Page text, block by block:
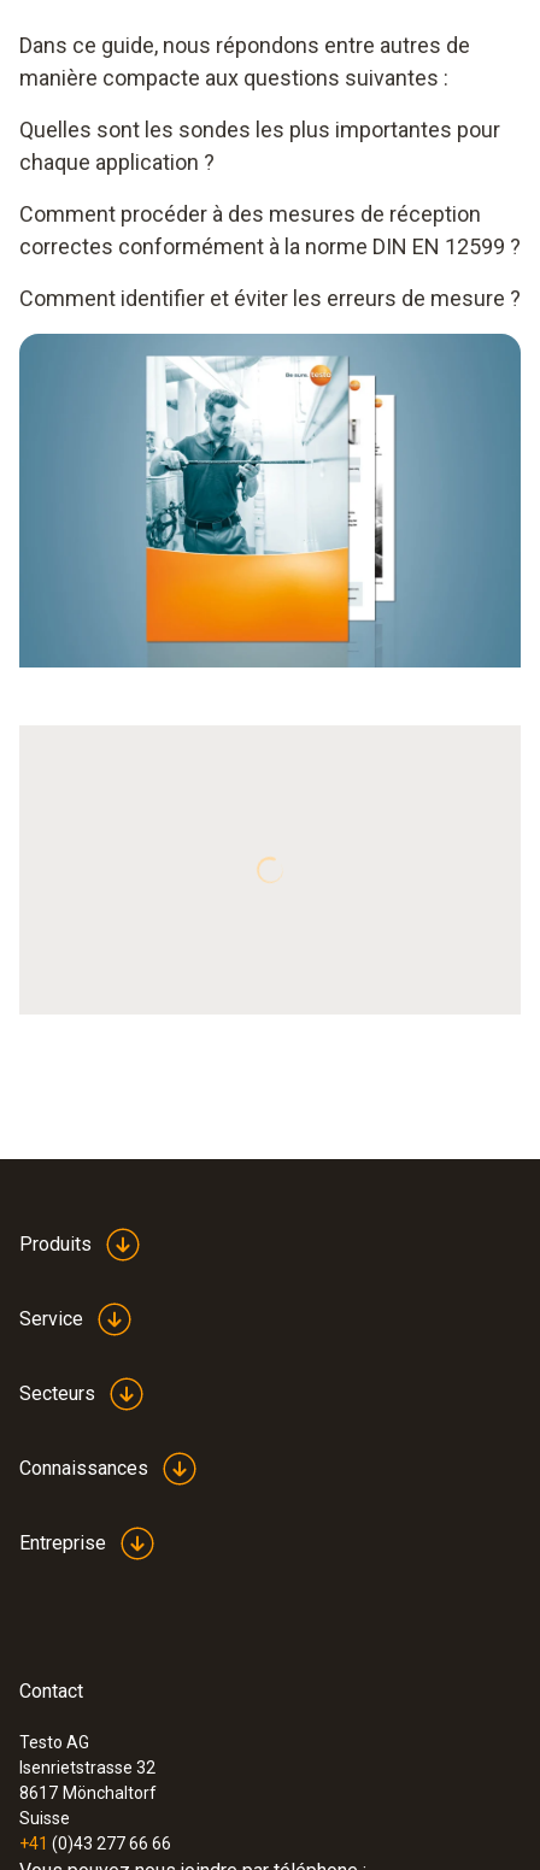
Dans ce guide, nous répondons entre autres de
manière compacte aux questions suivantes :
Quelles sont les sondes les plus importantes pour
chaque application ?
Comment procéder à des mesures de réception
correctes conformément à la norme DIN EN 12599 ?
Comment identifier et éviter les erreurs de mesure ?
Produits
Service
Secteurs
Connaissances
Entreprise
Contact
Testo AG
Isenrietstrasse 32
8617 Mönchaltorf
Suisse
+41 (0)43 277 66 66